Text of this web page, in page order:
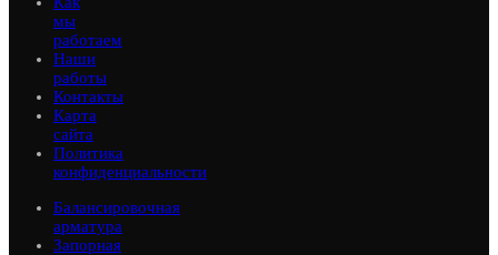
мы
работаем
Наши
работы
Контакты
Карта
сайта
Политика
конфиденциальности
Балансировочная
арматура
Запорная